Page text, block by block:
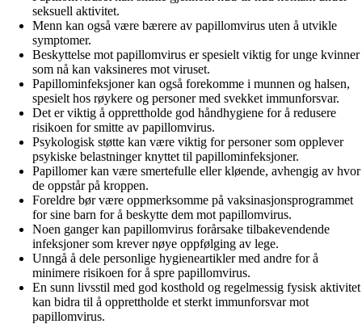
seksuell aktivitet.
Menn kan også være bærere av papillomvirus uten å utvikle
symptomer.
Beskyttelse mot papillomvirus er spesielt viktig for unge kvinner
som nå kan vaksineres mot viruset.
Papillominfeksjoner kan også forekomme i munnen og halsen,
spesielt hos røykere og personer med svekket immunforsvar.
Det er viktig å opprettholde god håndhygiene for å redusere
risikoen for smitte av papillomvirus.
Psykologisk støtte kan være viktig for personer som opplever
psykiske belastninger knyttet til papillominfeksjoner.
Papillomer kan være smertefulle eller kløende, avhengig av hvor
de oppstår på kroppen.
Foreldre bør være oppmerksomme på vaksinasjonsprogrammet
for sine barn for å beskytte dem mot papillomvirus.
Noen ganger kan papillomvirus forårsake tilbakevendende
infeksjoner som krever nøye oppfølging av lege.
Unngå å dele personlige hygieneartikler med andre for å
minimere risikoen for å spre papillomvirus.
En sunn livsstil med god kosthold og regelmessig fysisk aktivitet
kan bidra til å opprettholde et sterkt immunforsvar mot
papillomvirus.